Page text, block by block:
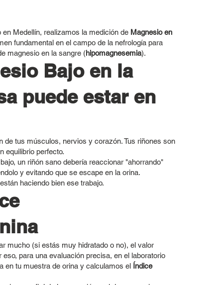
Medellín, realizamos la medición de Magnesio en
fundamental en el campo de la nefrología para
magnesio en la sangre (hipomagnesemia).
Bajo en la
puede estar en
de tus músculos, nervios y corazón. Tus riñones son
equilibrio perfecto.
un riñón sano debería reaccionar "ahorrando"
y evitando que se escape en la orina.
haciendo bien ese trabajo.
mucho (si estás muy hidratado o no), el valor
para una evaluación precisa, en el laboratorio
en tu muestra de orina y calculamos el Índice